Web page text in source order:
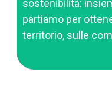
sostenibilità:
partiamo per
territorio, sulle